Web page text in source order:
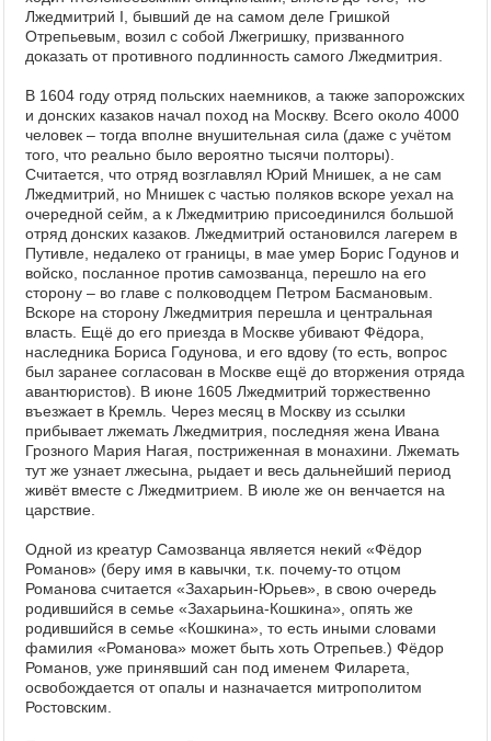
Лжедмитрий I, бывший де на самом деле Гришкой
Отрепьевым, возил с собой Лжегришку, призванного
доказать от противного подлинность самого Лжедмитрия.
В 1604 году отряд польских наемников, а также запорожских
и донских казаков начал поход на Москву. Всего около 4000
человек – тогда вполне внушительная сила (даже с учётом
того, что реально было вероятно тысячи полторы).
Считается, что отряд возглавлял Юрий Мнишек, а не сам
Лжедмитрий, но Мнишек с частью поляков вскоре уехал на
очередной сейм, а к Лжедмитрию присоединился большой
отряд донских казаков. Лжедмитрий остановился лагерем в
Путивле, недалеко от границы, в мае умер Борис Годунов и
войско, посланное против самозванца, перешло на его
сторону – во главе с полководцем Петром Басмановым.
Вскоре на сторону Лжедмитрия перешла и центральная
власть. Ещё до его приезда в Москве убивают Фёдора,
наследника Бориса Годунова, и его вдову (то есть, вопрос
был заранее согласован в Москве ещё до вторжения отряда
авантюристов). В июне 1605 Лжедмитрий торжественно
въезжает в Кремль. Через месяц в Москву из ссылки
прибывает лжемать Лжедмитрия, последняя жена Ивана
Грозного Мария Нагая, постриженная в монахини. Лжемать
тут же узнает лжесына, рыдает и весь дальнейший период
живёт вместе с Лжедмитрием. В июле же он венчается на
царствие.
Одной из креатур Самозванца является некий «Фёдор
Романов» (беру имя в кавычки, т.к. почему-то отцом
Романова считается «Захарьин-Юрьев», в свою очередь
родившийся в семье «Захарьина-Кошкина», опять же
родившийся в семье «Кошкина», то есть иными словами
фамилия «Романова» может быть хоть Отрепьев.) Фёдор
Романов, уже принявший сан под именем Филарета,
освобождается от опалы и назначается митрополитом
Ростовским.